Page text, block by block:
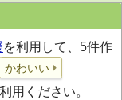
を利用して、5件作
かわいい
用ください。